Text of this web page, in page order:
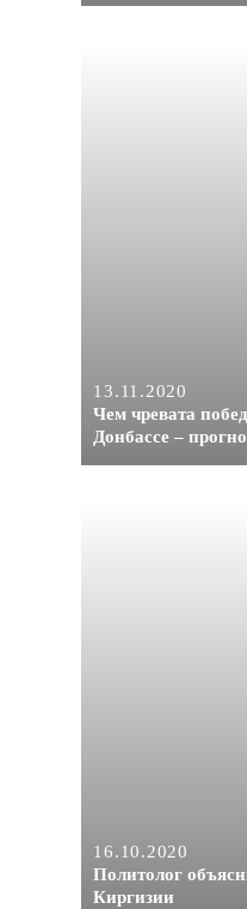
13.11.2020
Чем чревата
Донбассе –
16.10.2020
Политолог
Киргизии